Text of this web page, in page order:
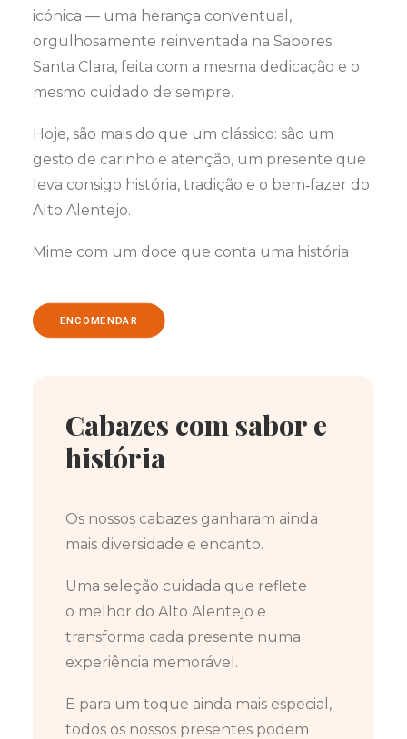
icónica — uma herança conventual,
orgulhosamente reinventada na Sabores
Santa Clara, feita com a mesma dedicação e o
mesmo cuidado de sempre.
Hoje, são mais do que um clássico: são um
gesto de carinho e atenção, um presente que
leva consigo história, tradição e o bem‑fazer do
Alto Alentejo.
Mime com um doce que conta uma história
ENCOMENDAR
Cabazes com sabor e
história
Os nossos cabazes ganharam ainda
mais diversidade e encanto.
Uma seleção cuidada que reflete
o melhor do Alto Alentejo e
transforma cada presente numa
experiência memorável.
E para um toque ainda mais especial,
todos os nossos presentes podem